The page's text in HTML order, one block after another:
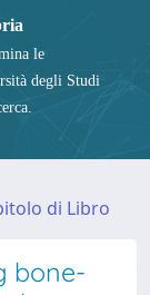
le
degli Studi
di Libro
bone-